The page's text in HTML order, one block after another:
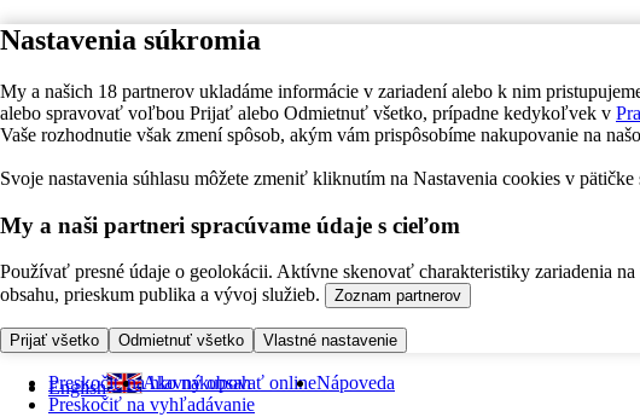
Nastavenia súkromia
My a našich 18 partnerov ukladáme informácie v zariadení alebo k nim
alebo spravovať voľbou Prijať alebo Odmietnuť všetko, prípadne kedykoľvek v
Vaše rozhodnutie však zmení spôsob, akým vám prispôsobíme nakupovanie na
Svoje nastavenia súhlasu môžete zmeniť kliknutím na Nastavenia cookies v pätičke
My a naši partneri spracúvame údaje s cieľom
Používať presné údaje o geolokácii. Aktívne skenovať charakteristiky zariadenia
obsahu, prieskum publika a vývoj služieb.
Zoznam partnerov
Prijať všetko Odmietnuť všetko Vlastné nastavenie
Preskočiť na hlavný obsah
Preskočiť na vyhľadávanie
English Ako nakupovať onlineNápoveda